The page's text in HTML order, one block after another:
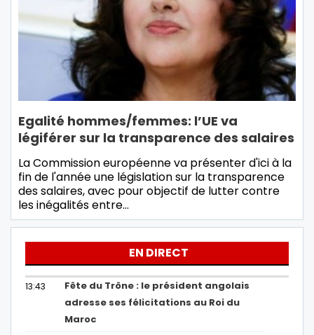
Egalité hommes/femmes: l’UE va
légiférer sur la transparence des salaires
La Commission européenne va présenter d'ici à la
fin de l'année une législation sur la transparence
des salaires, avec pour objectif de lutter contre
les inégalités entre…
EN DIRECT
13:43
Fête du Trône : le président angolais
adresse ses félicitations au Roi du
Maroc